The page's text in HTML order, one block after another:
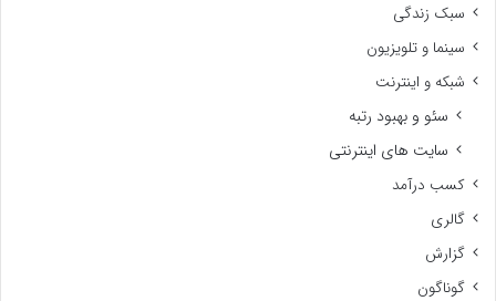
سبک زندگی
سینما و تلویزیون
شبکه و اینترنت
سئو و بهبود رتبه
سایت های اینترنتی
کسب درآمد
گالری
گزارش
گوناگون